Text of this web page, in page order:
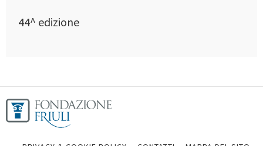
44^ edizione